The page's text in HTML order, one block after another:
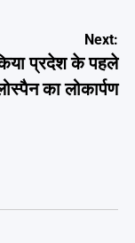
Next:
प्रदेश के पहले
का लोकार्पण